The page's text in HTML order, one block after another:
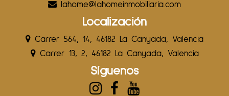
lahome@lahomeinmobiliaria.com
Localización
Carrer 564, 14, 46182 La Canyada, Valencia
Carrer 13, 2, 46182 La Canyada, Valencia
Síguenos